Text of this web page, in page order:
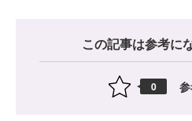
この記事は参考に
0